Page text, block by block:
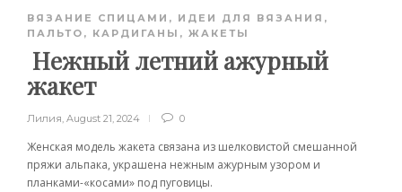
ВЯЗАНИЕ СПИЦАМИ , ИДЕИ ДЛЯ ВЯЗАНИЯ ,
ПАЛЬТО, КАРДИГАНЫ, ЖАКЕТЫ
Нежный летний ажурный
жакет
Лилия August 21, 2024 0
Женская модель жакета связана из шелковистой смешанной
пряжи альпака, украшена нежным ажурным узором и
планками-«косами» под пуговицы.